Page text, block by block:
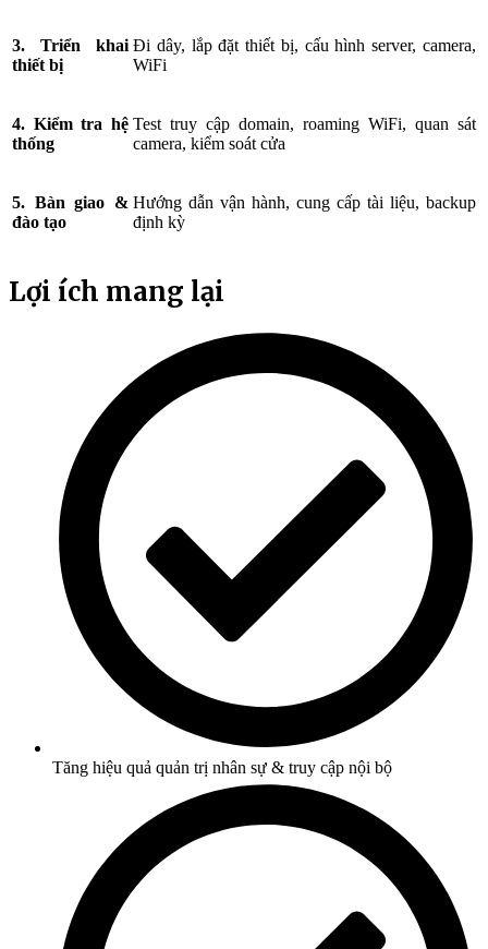
3. Triển khai
thiết bị
Đi dây, lắp đặt thiết bị, cấu hình server, camera,
WiFi
4. Kiểm tra hệ
thống
Test truy cập domain, roaming WiFi, quan sát
camera, kiểm soát cửa
5. Bàn giao &
đào tạo
Hướng dẫn vận hành, cung cấp tài liệu, backup
định kỳ
Lợi ích mang lại
Tăng hiệu quả quản trị nhân sự & truy cập nội bộ